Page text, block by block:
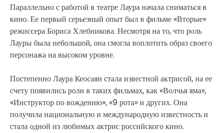
Параллельно с работой в театре Лаура начала сниматься в
кино. Ее первый серьезный опыт был в фильме «Вторые»
режиссера Бориса Хлебникова. Несмотря на то, что роль
Лауры была небольшой, она смогла воплотить образ своего
персонажа на высоком уровне.
Постепенно Лаура Кеосаян стала известной актрисой, на ее
счету появились роли в таких фильмах, как «Волчья яма»,
«Инструктор по вождению», «9 рота» и других. Она
получила национальную и международную известность и
стала одной из любимых актрис российского кино.